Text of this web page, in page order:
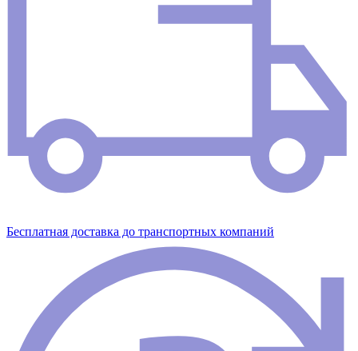
Бесплатная доставка до транспортных компаний